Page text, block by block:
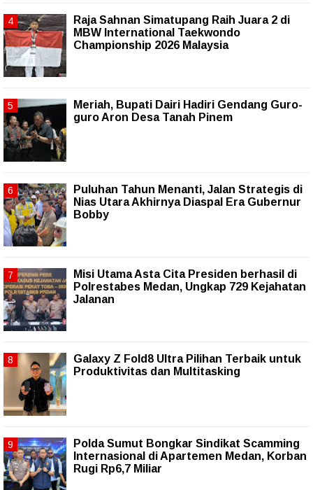
Raja Sahnan Simatupang Raih Juara 2 di
MBW International Taekwondo
Championship 2026 Malaysia
Meriah, Bupati Dairi Hadiri Gendang Guro-
guro Aron Desa Tanah Pinem
Puluhan Tahun Menanti, Jalan Strategis di
Nias Utara Akhirnya Diaspal Era Gubernur
Bobby
Misi Utama Asta Cita Presiden berhasil di
Polrestabes Medan, Ungkap 729 Kejahatan
Jalanan
Galaxy Z Fold8 Ultra Pilihan Terbaik untuk
Produktivitas dan Multitasking
Polda Sumut Bongkar Sindikat Scamming
Internasional di Apartemen Medan, Korban
Rugi Rp6,7 Miliar